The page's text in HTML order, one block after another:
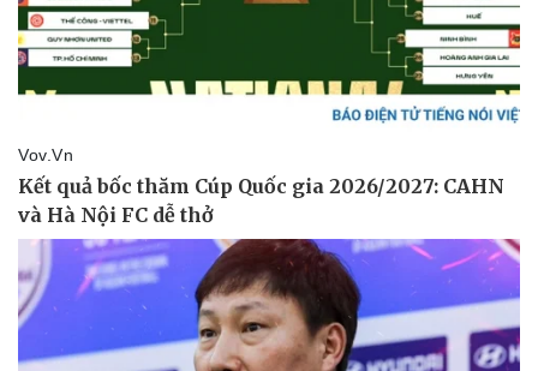
Thể thao
Bóng đá
Lịch thi đấu bóng đá
Thế giới thể thao
eSports
Hậu trường
Ô tô
Xe máy
Tư vấn